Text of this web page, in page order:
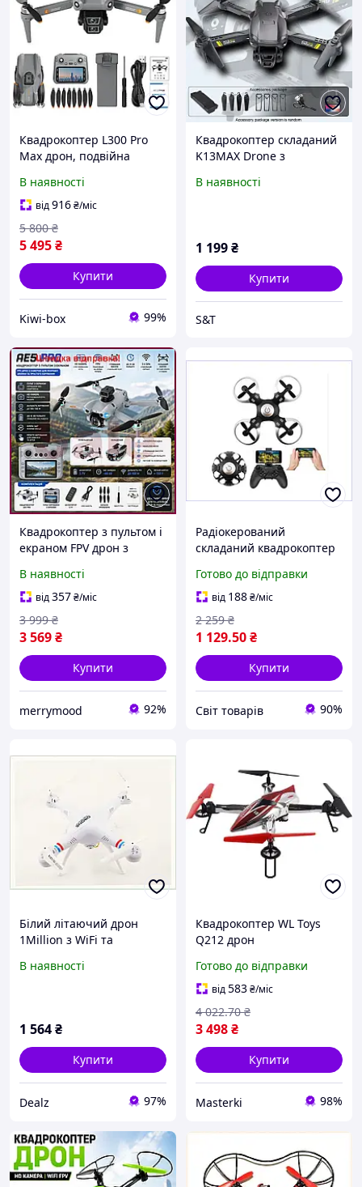
Квадрокоптер L300 Pro
Max дрон, подвійна
FPV, до 28 хв польоту, до
500 м, пульт екран 5,9",
кейс, сірий
В наявності
від916₴/міс
5 495₴
5 800 ₴
Купити
Kiwi-box 99%
Квадрокоптер складаний
K13MAX Drone з
барометром, 3D-фліпами
В наявності
1 199₴
Купити
S&T
Квадрокоптер з пультом і
екраном FPV дрон з
польотам і розваг з
функцією стабілізації
В наявності
від357₴/міс
3 569₴
3 999 ₴
Купити
merrymood 92%
Радіокерований
складаний квадрокоптер
і дорослих з функцією FPV
і автопілотом
Готово до відправки
від 188₴/міс
1 129.50₴
2 259 ₴
Купити
Cвіт товарів 90%
Білий літаючий дрон
1Million з WiFi та
В наявності
1 564₴
Купити
Dealz 97%
Квадрокоптер WL Toys
Q212 дрон
барометром стабільний
політ дитячий
навчальний
Готово до відправки
від583₴/міс
3 498₴
4 022.70 ₴
Купити
Masterki 98%